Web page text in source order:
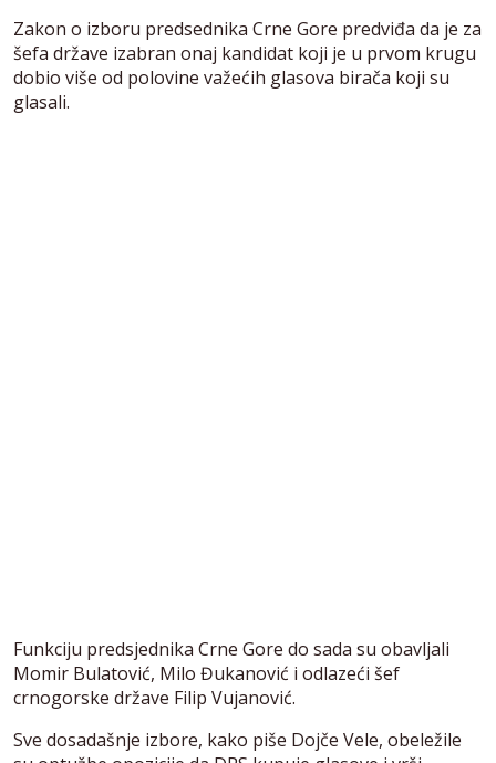
Zakon o izboru predsednika Crne Gore predviđa da je za
šefa države izabran onaj kandidat koji je u prvom krugu
dobio više od polovine važećih glasova birača koji su
glasali.
Funkciju predsjednika Crne Gore do sada su obavljali
Momir Bulatović, Milo Đukanović i odlazeći šef
crnogorske države Filip Vujanović.
Sve dosadašnje izbore, kako piše Dojče Vele, obeležile